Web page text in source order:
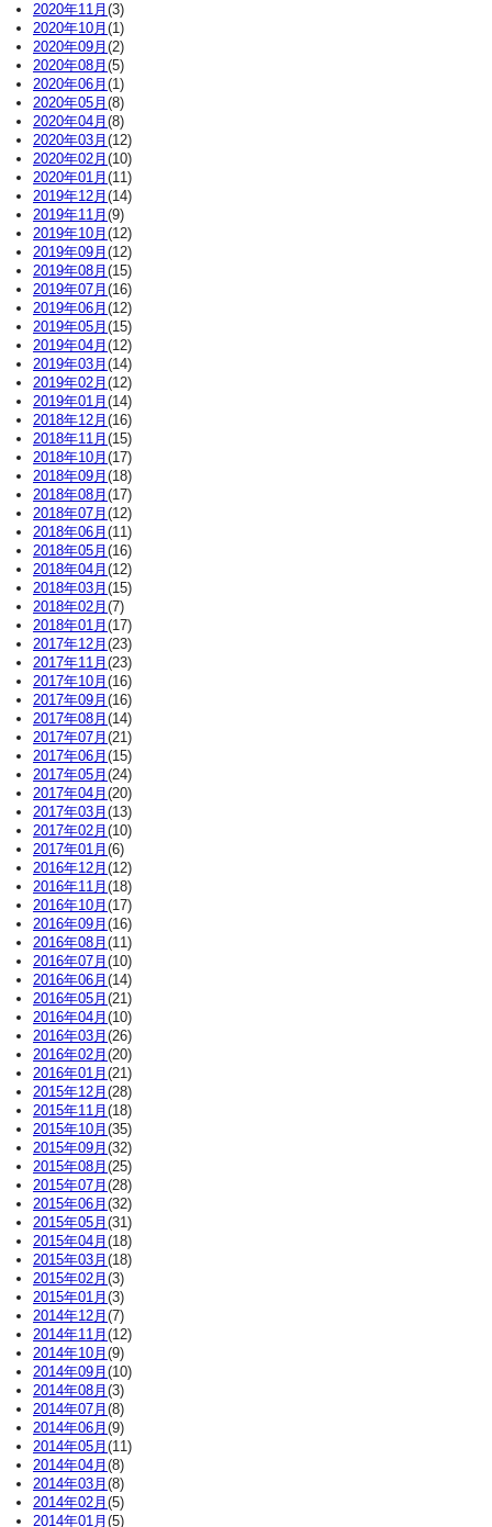
2020年11月 (3)
2020年10月 (1)
2020年09月 (2)
2020年08月 (5)
2020年06月 (1)
2020年05月 (8)
2020年04月 (8)
2020年03月 (12)
2020年02月 (10)
2020年01月 (11)
2019年12月 (14)
2019年11月 (9)
2019年10月 (12)
2019年09月 (12)
2019年08月 (15)
2019年07月 (16)
2019年06月 (12)
2019年05月 (15)
2019年04月 (12)
2019年03月 (14)
2019年02月 (12)
2019年01月 (14)
2018年12月 (16)
2018年11月 (15)
2018年10月 (17)
2018年09月 (18)
2018年08月 (17)
2018年07月 (12)
2018年06月 (11)
2018年05月 (16)
2018年04月 (12)
2018年03月 (15)
2018年02月 (7)
2018年01月 (17)
2017年12月 (23)
2017年11月 (23)
2017年10月 (16)
2017年09月 (16)
2017年08月 (14)
2017年07月 (21)
2017年06月 (15)
2017年05月 (24)
2017年04月 (20)
2017年03月 (13)
2017年02月 (10)
2017年01月 (6)
2016年12月 (12)
2016年11月 (18)
2016年10月 (17)
2016年09月 (16)
2016年08月 (11)
2016年07月 (10)
2016年06月 (14)
2016年05月 (21)
2016年04月 (10)
2016年03月 (26)
2016年02月 (20)
2016年01月 (21)
2015年12月 (28)
2015年11月 (18)
2015年10月 (35)
2015年09月 (32)
2015年08月 (25)
2015年07月 (28)
2015年06月 (32)
2015年05月 (31)
2015年04月 (18)
2015年03月 (18)
2015年02月 (3)
2015年01月 (3)
2014年12月 (7)
2014年11月 (12)
2014年10月 (9)
2014年09月 (10)
2014年08月 (3)
2014年07月 (8)
2014年06月 (9)
2014年05月 (11)
2014年04月 (8)
2014年03月 (8)
2014年02月 (5)
2014年01月 (5)